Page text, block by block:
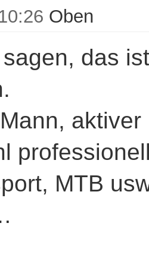
Oben
das
MTB